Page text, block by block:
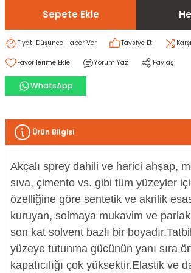
ve Kartonpiyer
HARÇLARI
Sepete Ekle
Fiyatı Düşünce Haber Ver Tavsiye Et
Yorum Yaz Paylaş
WhatsApp
Ürün Bilgisi
Akçalı sprey dahili ve harici ahşap,
sıva, çimento vs. gibi tüm yüzeyler
özelliğine göre sentetik ve akrilik
kuruyan, solmaya mukavim ve
son kat solvent bazlı bir
yüzeye tutunma gücünün yanı sıra
kapatıcılığı çok yüksektir.Elastik ve